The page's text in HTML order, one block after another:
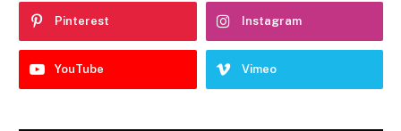
Pinterest Instagram
YouTube Vimeo